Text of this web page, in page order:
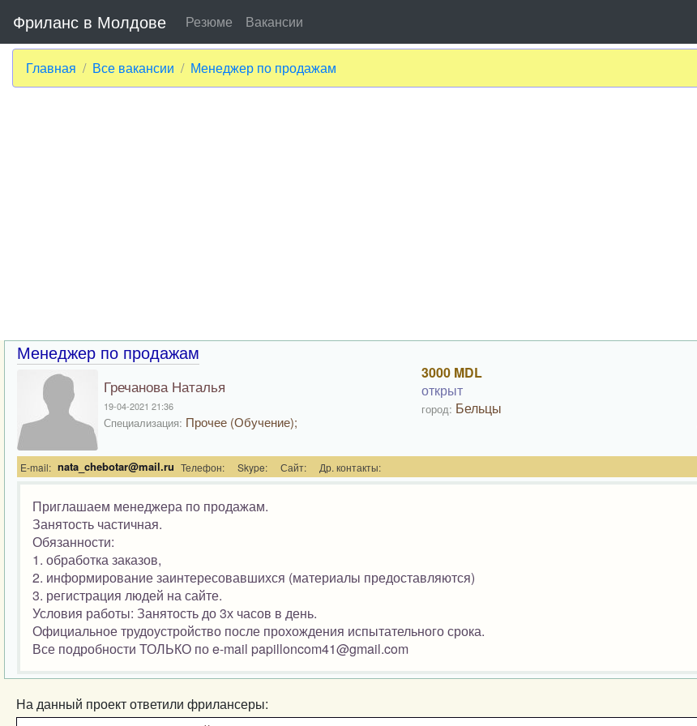
Фриланс в Молдове Резюме Вакансии
Главная Все вакансии Менеджер по продажам
Менеджер по продажам
Гречанова Наталья
19-04-2021 21:36
Специализация: Прочее (Обучение);
3000 MDL
открыт
город: Бельцы
E-mail: nata_chebotar@mail.ru Телефон: Skype: Сайт: Др. контакты:
Приглашаем менеджера по продажам.
Занятость частичная.
Обязанности:
1. обработка заказов,
2. информирование заинтересовавшихся (материалы предоставляются)
3. регистрация людей на сайте.
Условия работы: Занятость до 3х часов в день.
Официальное трудоустройство после прохождения испытательного срока.
Все подробности ТОЛЬКО по e-mail papilloncom41@gmail.com
На данный проект ответили фрилансеры: